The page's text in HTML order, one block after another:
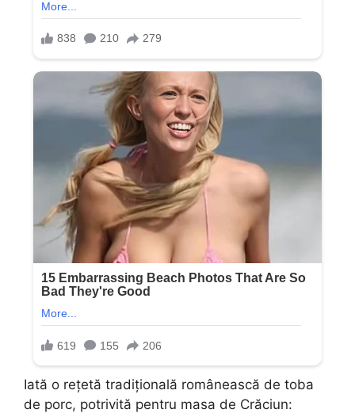
Iată o rețetă tradițională românească de toba
de porc, potrivită pentru masa de Crăciun: